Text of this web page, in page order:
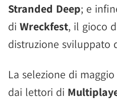
Stranded Deep; e
di Wreckfest, il gioco
distruzione sviluppato
La selezione di
dai lettori di